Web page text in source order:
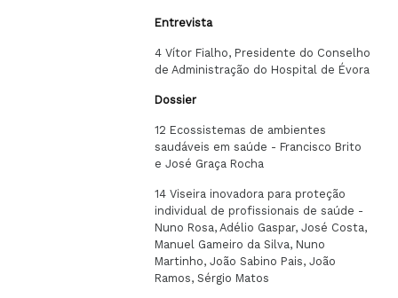
Entrevista
4 Vítor Fialho, Presidente do Conselho
de Administração do Hospital de Évora
Dossier
12 Ecossistemas de ambientes
saudáveis em saúde - Francisco Brito
e José Graça Rocha
14 Viseira inovadora para proteção
individual de profissionais de saúde -
Nuno Rosa, Adélio Gaspar, José Costa,
Manuel Gameiro da Silva, Nuno
Martinho, João Sabino Pais, João
Ramos, Sérgio Matos